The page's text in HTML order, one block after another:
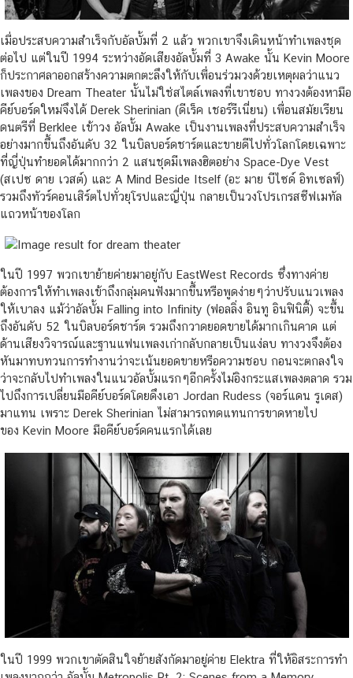
เมื่อประสบความสำเร็จกับอัลบั้มที่ 2 แล้ว พวกเขาจึงเดินหน้าทำเพลงชุด
ต่อไป แต่ในปี 1994 ระหว่างอัดเสียงอัลบั้มที่ 3 Awake นั้น Kevin Moore
ก็ประกาศลาออกสร้างความตกตะลึงให้กับเพื่อนร่วมวงด้วยเหตุผลว่าแนว
เพลงของ Dream Theater นั้นไม่ใช่สไตล์เพลงที่เขาชอบ ทางวงต้องหามือ
คีย์บอร์ดใหม่จึงได้ Derek Sherinian (ดีเร็ค เชอร์รีเนี่ยน) เพื่อนสมัยเรียน
ดนตรีที่ Berklee เข้าวง อัลบั้ม Awake เป็นงานเพลงที่ประสบความสำเร็จ
อย่างมากขึ้นถึงอันดับ 32 ในบิลบอร์ดชาร์ตและขายดีไปทั่วโลกโดยเฉพาะ
ที่ญี่ปุ่นทำยอดได้มากกว่า 2 แสนชุดมีเพลงฮิตอย่าง Space-Dye Vest
(สเปซ ดาย เวสต์) และ A Mind Beside Itself (อะ มาย บีไซด์ อิทเซลฟ์)
รวมถึงทัวร์คอนเสิร์ตไปทั่วยุโรปและญี่ปุ่น กลายเป็นวงโปรเกรสซีฟเมทัล
แถวหน้าของโลก
ในปี 1997 พวกเขาย้ายค่ายมาอยู่กับ EastWest Records ซึ่งทางค่าย
ต้องการให้ทำเพลงเข้าถึงกลุ่มคนฟังมากขึ้นหรือพูดง่ายๆว่าปรับแนวเพลง
ให้เบาลง แม้ว่าอัลบั้ม Falling into Infinity (ฟอลลิ่ง อินทู อินฟินิตี้) จะขึ้น
ถึงอันดับ 52 ในบิลบอร์ดชาร์ต รวมถึงกวาดยอดขายได้มากเกินคาด แต่
ด้านเสียงวิจารณ์และฐานแฟนเพลงเก่ากลับกลายเป็นแง่ลบ ทางวงจึงต้อง
หันมาทบทวนการทำงานว่าจะเน้นยอดขายหรือความชอบ กอนจะตกลงใจ
ว่าจะกลับไปทำเพลงในแนวอัลบั้มแรกๆอีกครั้งไม่อิงกระแสเพลงตลาด รวม
ไปถึงการเปลี่ยนมือคีย์บอร์ดโดยดึงเอา Jordan Rudess (จอร์แดน รูเดส)
มาแทน เพราะ Derek Sherinian ไม่สามารถทดแทนการขาดหายไป
ของ Kevin Moore มือคีย์บอร์ดคนแรกได้เลย
ในปี 1999 พวกเขาตัดสินใจย้ายสังกัดมาอยู่ค่าย Elektra ที่ให้อิสระการทำ